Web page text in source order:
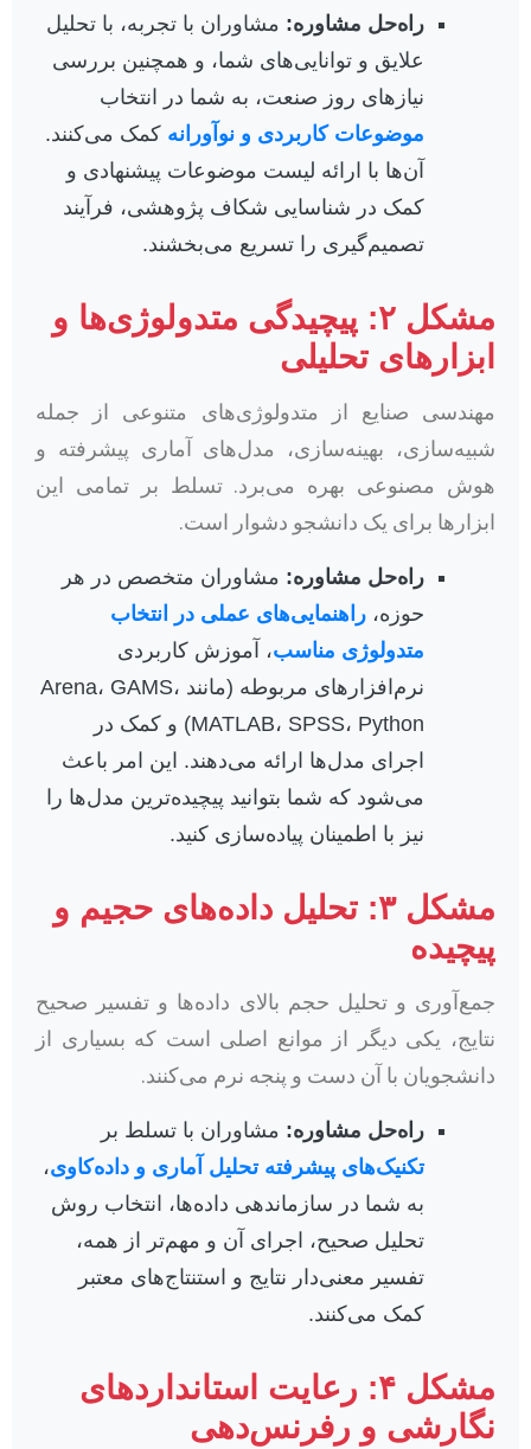
راه‌حل مشاوره: مشاوران با تجربه، با تحلیل
علایق و توانایی‌های شما، و همچنین بررسی
نیازهای روز صنعت، به شما در انتخاب
موضوعات کاربردی و نوآورانه کمک می‌کنند.
آن‌ها با ارائه لیست موضوعات پیشنهادی و
کمک در شناسایی شکاف پژوهشی، فرآیند
تصمیم‌گیری را تسریع می‌بخشند.
مشکل ۲: پیچیدگی متدولوژی‌ها و
ابزارهای تحلیلی
مهندسی صنایع از متدولوژی‌های متنوعی از جمله
شبیه‌سازی، بهینه‌سازی، مدل‌های آماری پیشرفته و
هوش مصنوعی بهره می‌برد. تسلط بر تمامی این
ابزارها برای یک دانشجو دشوار است.
راه‌حل مشاوره: مشاوران متخصص در هر
حوزه، راهنمایی‌های عملی در انتخاب
متدولوژی مناسب، آموزش کاربردی
نرم‌افزارهای مربوطه (مانند Arena، GAMS،
MATLAB، SPSS، Python) و کمک در
اجرای مدل‌ها ارائه می‌دهند. این امر باعث
می‌شود که شما بتوانید پیچیده‌ترین مدل‌ها را
نیز با اطمینان پیاده‌سازی کنید.
مشکل ۳: تحلیل داده‌های حجیم و
پیچیده
جمع‌آوری و تحلیل حجم بالای داده‌ها و تفسیر صحیح
نتایج، یکی دیگر از موانع اصلی است که بسیاری از
دانشجویان با آن دست و پنجه نرم می‌کنند.
راه‌حل مشاوره: مشاوران با تسلط بر
تکنیک‌های پیشرفته تحلیل آماری و داده‌کاوی،
به شما در سازماندهی داده‌ها، انتخاب روش
تحلیل صحیح، اجرای آن و مهم‌تر از همه،
تفسیر معنی‌دار نتایج و استنتاج‌های معتبر
کمک می‌کنند.
مشکل ۴: رعایت استانداردهای
نگارشی و رفرنس‌دهی